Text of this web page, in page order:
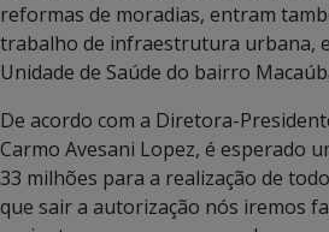
reformas de moradias, entram
trabalho de infraestrutura urbana,
Unidade de Saúde do bairro
De acordo com a Diretora-
Carmo Avesani Lopez, é esperado
33 milhões para a realização de
que sair a autorização nós iremos